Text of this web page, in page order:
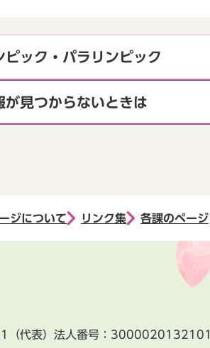
ピック・パラリンピック
が見つからないときは
ジについて リンク集 各課のページ
（代表） 法人番号：3000020132101